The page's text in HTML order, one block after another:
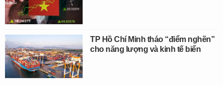
TP Hồ Chí Minh tháo “điểm nghẽn”
cho năng lượng và kinh tế biển